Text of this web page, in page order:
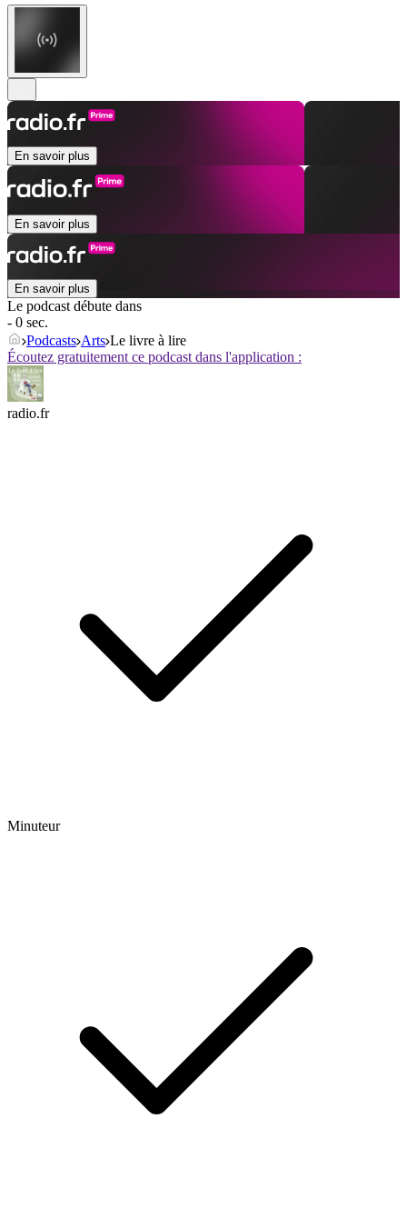
En savoir plus
En savoir plus
En savoir plus
Le podcast débute dans
- 0 sec.
Podcasts Arts Le livre à lire
Écoutez gratuitement ce podcast dans l'application :
radio.fr
Minuteur